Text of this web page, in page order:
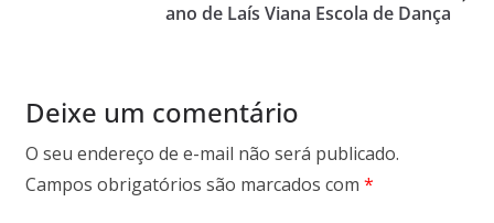
ano de Laís Viana Escola de Dança
Deixe um comentário
O seu endereço de e-mail não será publicado.
Campos obrigatórios são marcados com *